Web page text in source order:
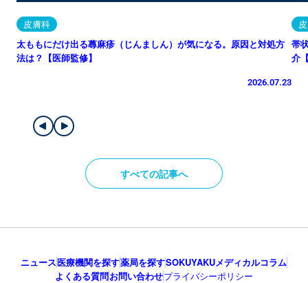
皮膚科
太ももにだけ出る蕁麻疹（じんましん）が気になる。原因と対処方
法は？【医師監修】
2026.07.23
帯
介
すべての記事へ
ニュース医療機関を探す薬局を探すSOKUYAKUメディカルコラム
よくある質問お問い合わせプライバシーポリシー